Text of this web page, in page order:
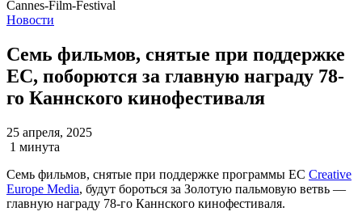
Новости
Семь фильмов, снятые при поддержке
ЕС, поборются за главную награду 78-
го Каннского кинофестиваля
25 апреля, 2025
1 минута
Семь фильмов, снятые при поддержке программы ЕС Creative
Europe Media, будут бороться за Золотую пальмовую ветвь —
главную награду 78-го Каннского кинофестиваля.